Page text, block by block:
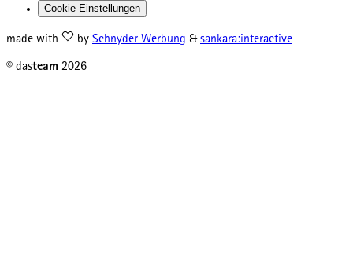
Cookie-Einstellungen
made with by Schnyder Werbung & sankara:interactive
© dasteam 2026